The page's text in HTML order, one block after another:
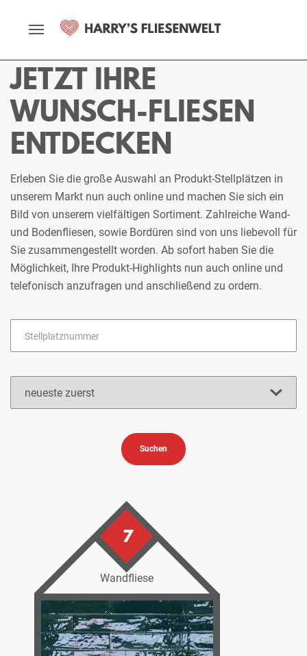
JETZT IHRE
WUNSCH-FLIESEN
ENTDECKEN
Erleben Sie die große Auswahl an Produkt-Stellplätzen in
unserem Markt nun auch online und machen Sie sich ein
Bild von unserem vielfältigen Sortiment. Zahlreiche Wand-
und Bodenfliesen, sowie Bordüren sind von uns liebevoll für
Sie zusammengestellt worden. Ab sofort haben Sie die
Möglichkeit, Ihre Produkt-Highlights nun auch online und
telefonisch anzufragen und anschließend zu ordern.
Suchen
7
Wandfliese